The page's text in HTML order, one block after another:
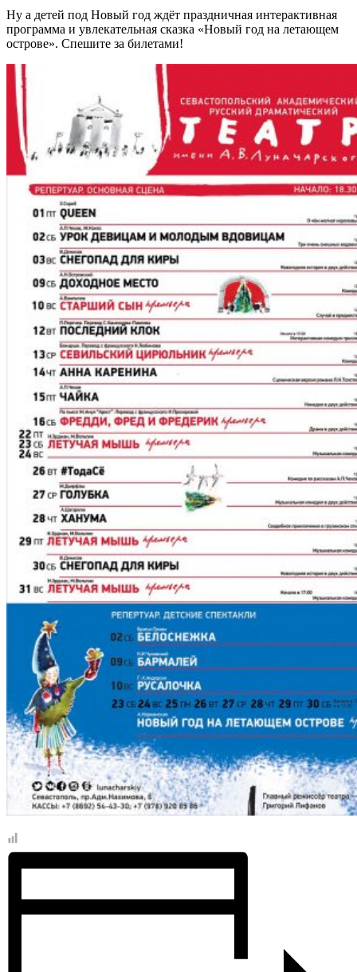
Ну а детей под Новый год ждёт праздничная интерактивная
программа и увлекательная сказка «Новый год на летающем
острове». Спешите за билетами!